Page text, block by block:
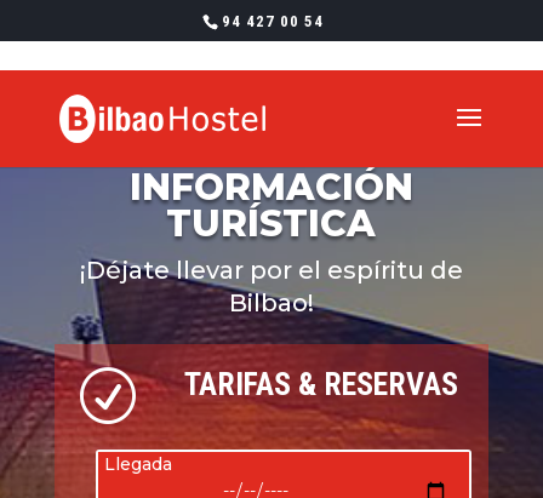
94 427 00 54
INFORMACIÓN
TURÍSTICA
¡Déjate llevar por el espíritu de
Bilbao!
R TARIFAS & RESERVAS
Llegada